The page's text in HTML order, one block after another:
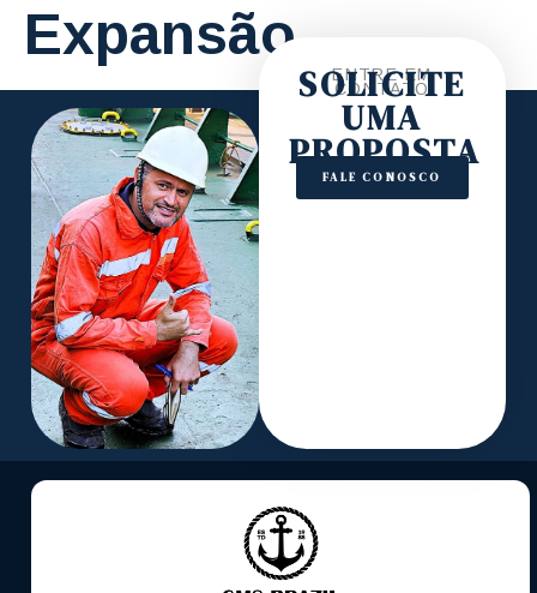
Expansão
ENTRE EM
CONTATO
SOLICITE
UMA
PROPOSTA
FALE CONOSCO